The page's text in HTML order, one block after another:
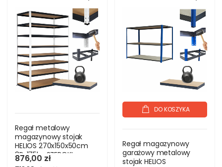
Regał metalowy
magazynowy stojak
HELIOS 270x150x50cm
8Px175kg SZEROKI
MOCNY
876,00 zł
DO KOSZYKA
Regał magazynowy
garażowy metalowy
stojak HELIOS